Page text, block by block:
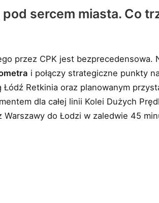
sercem miasta. Co
przez CPK jest bezprecedensowa.
i połączy strategiczne punkty
Retkinia oraz planowanym
dla całej linii Kolei Dużych
Warszawy do Łodzi w zaledwie 45